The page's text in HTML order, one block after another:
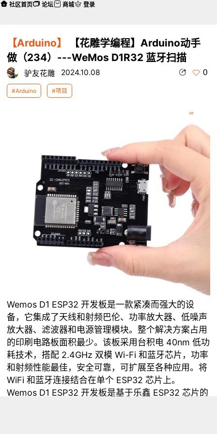
【Arduino】
【花雕学编程】Arduino动手
做（234）---WeMos D1R32 蓝牙扫描
驴友花雕 2024.10.08 0
#Arduino #项目
Wemos D1 ESP32 开发板是一款紧凑而强大的设
备，它集成了天线和射频巴伦、功率放大器、低噪声
放大器、滤波器和电源管理模块。整个解决方案占用
的印刷电路板面积最少。该板采用台积电 40nm 低功
耗技术，搭配 2.4GHz 双模 Wi-Fi 和蓝牙芯片，功率
和射频性能最佳，安全可靠，可扩展至各种应用。将
WiFi 和蓝牙连接结合在单个 ESP32 芯片上。
Wemos D1 ESP32 开发板是基于乐鑫 ESP32 芯片的
社区首页 论坛 商城 登录